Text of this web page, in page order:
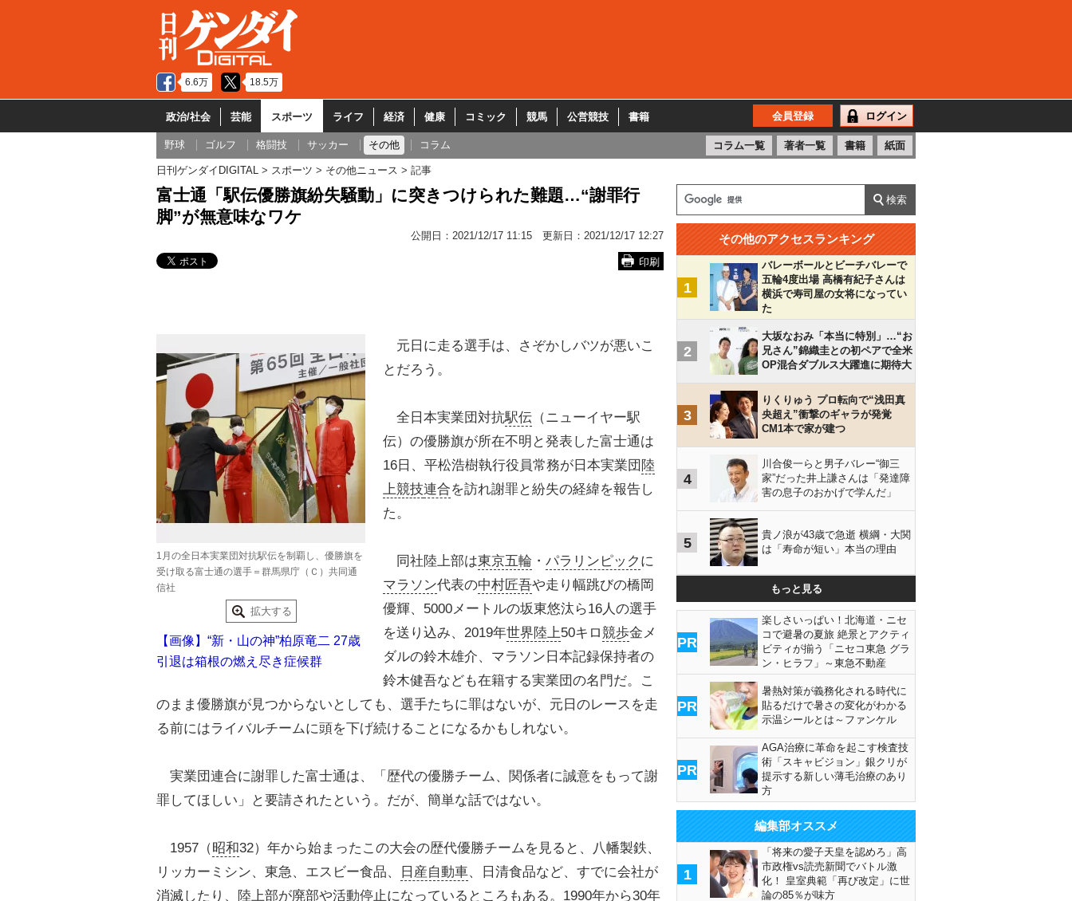
6.6万 18.5万
政治/社会 芸能 スポーツ ライフ 経済 健康 コミック 競馬 公営競技 書籍 会員登録 ログイン
野球 ゴルフ 格闘技 サッカー その他 コラム コラム一覧 著者一覧 書籍 紙面
日刊ゲンダイDIGITAL スポーツ その他ニュース 記事
富士通「駅伝優勝旗紛失騒動」に突きつけられた難題…“謝罪行
脚”が無意味なワケ
公開日： 2021/12/17 11:15 更新日： 2021/12/17 12:27
印刷
1月の全日本実業団対抗駅伝を制覇し、優勝旗を
受け取る富士通の選手＝群馬県庁（Ｃ）共同通
信社
拡大する
【画像】“新・山の神”柏原竜二 27歳
引退は箱根の燃え尽き症候群
元日に走る選手は、さぞかしバツが悪いこ
とだろう。
全日本実業団対抗駅伝 （ニューイヤー駅
伝）の優勝旗が所在不明と発表した富士通は
16日、平松浩樹執行役員常務が日本実業団 陸
上競技連合を訪れ謝罪と紛失の経緯を報告し
た。
同社陸上部は東京五輪 ・ パラリンピック に
マラソン代表の中村匠吾や走り幅跳びの橋岡
優輝、5000メートルの坂東悠汰ら16人の選手
を送り込み、2019年世界陸上50キロ競歩金メ
ダルの鈴木雄介、マラソン日本記録保持者の
鈴木健吾なども在籍する実業団の名門だ。こ
のまま優勝旗が見つからないとしても、選手たちに罪はないが、元日のレースを走
る前にはライバルチームに頭を下げ続けることになるかもしれない。
実業団連合に謝罪した富士通は、「歴代の優勝チーム、関係者に誠意をもって謝
罪してほしい」と要請されたという。だが、簡単な話ではない。
1957（昭和32）年から始まったこの大会の歴代優勝チームを見ると、八幡製鉄、
リッカーミシン、東急、エスビー食品、
日産自動車、日清食品など、すでに会社が
消滅したり、陸上部が廃部や活動停止になっているところもある。1990年から30年
その他のアクセスランキング
1
バレーボールとビーチバレーで
五輪4度出場 高橋有紀子さんは
横浜で寿司屋の女将になってい
た
2
大坂なおみ「本当に特別」…“お
兄さん”錦織圭との初ペアで全米
OP混合ダブルス大躍進に期待大
3
りくりゅう プロ転向で“浅田真
央超え”衝撃のギャラが発覚
CM1本で家が建つ
4
川合俊一らと男子バレー“御三
家”だった井上謙さんは「発達障
害の息子のおかげで学んだ」
5
貴ノ浪が43歳で急逝 横綱・大関
は「寿命が短い」本当の理由
もっと見る
PR
楽しさいっぱい！北海道・ニセ
コで避暑の夏旅 絶景とアクティ
ビティが揃う「ニセコ東急 グラ
ン・ヒラフ」～東急不動産
PR
暑熱対策が義務化される時代に
貼るだけで暑さの変化がわかる
示温シールとは～ファンケル
PR
AGA治療に革命を起こす検査技
術「スキャビジョン」銀クリが
提示する新しい薄毛治療のあり
方
編集部オススメ
1
「将来の愛子天皇を認めろ」高
市政権vs読売新聞でバトル激
化！ 皇室典範「再び改定」に世
論の85％が味方